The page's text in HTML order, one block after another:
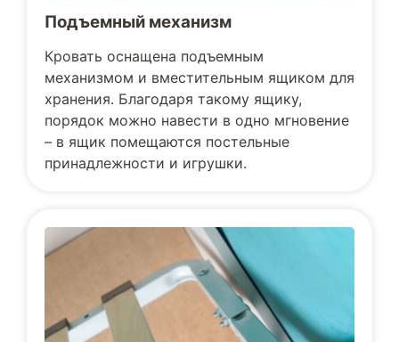
Подъемный механизм
Кровать оснащена подъемным
механизмом и вместительным ящиком для
хранения. Благодаря такому ящику,
порядок можно навести в одно мгновение
– в ящик помещаются постельные
принадлежности и игрушки.